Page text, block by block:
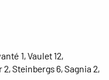
1, Vaulet 12,
2, Steinbergs 6, Sagnia 2,